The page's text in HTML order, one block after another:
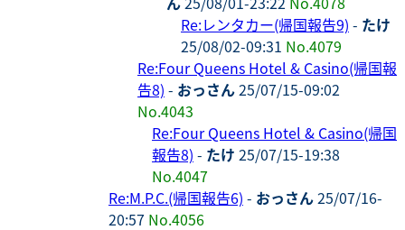
Re:レンタカー(帰国報告9) - たけ
25/08/02-09:31 No.4079
Re:Four Queens Hotel & Casino(帰国報
告8) - おっさん25/07/15-09:02
No.4043
Re:Four Queens Hotel & Casino(帰国
報告8) - たけ 25/07/15-19:38
No.4047
Re:M.P.C.(帰国報告6) - おっさん25/07/16-
20:57 No.4056